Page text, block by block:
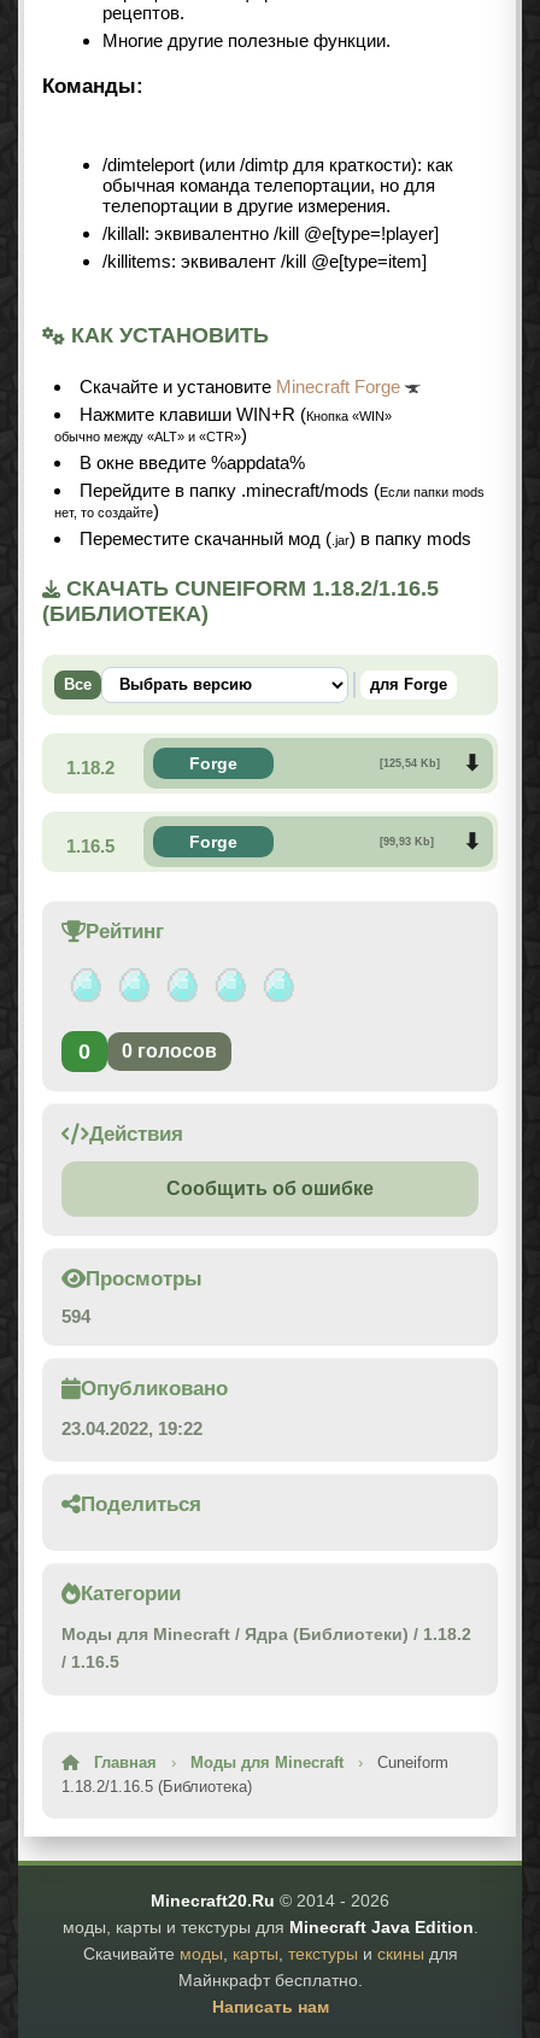
рецептов.
Многие другие полезные функции.
Команды:
/dimteleport (или /dimtp для краткости): как
обычная команда телепортации, но для
телепортации в другие измерения.
/killall: эквивалентно /kill @e[type=!player]
/killitems: эквивалент /kill @e[type=item]
КАК УСТАНОВИТЬ
Cкачайте и установите Minecraft Forge
Нажмите клавиши WIN+R (Кнопка «WIN»
обычно между «ALT» и «CTR»)
В окне введите %appdata%
Перейдите в папку .minecraft/mods (Если папки mods
нет, то создайте)
Переместите скачанный мод ( .jar) в папку mods
СКАЧАТЬ CUNEIFORM 1.18.2/1.16.5
(БИБЛИОТЕКА)
Все для Forge
1.18.2 Forge [125,54 Kb]
1.16.5 Forge [99,93 Kb]
Рейтинг
0 0 голосов
Действия
Сообщить об ошибке
Просмотры
594
Опубликовано
23.04.2022, 19:22
Поделиться
Категории
Моды для Minecraft / Ядра (Библиотеки) / 1.18.2
/ 1.16.5
Главная › Моды для Minecraft ›
Cuneiform
1.18.2/1.16.5 (Библиотека)
Minecraft20.Ru © 2014 - 2026
моды, карты и текстуры для Minecraft Java Edition
Скачивайте моды карты текстуры и скины для
Майнкрафт бесплатно.
Написать нам